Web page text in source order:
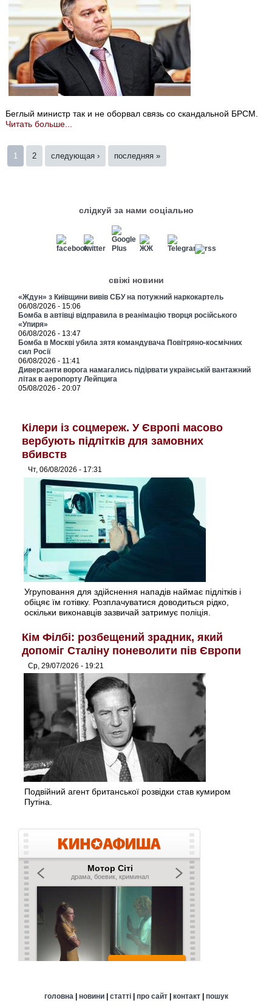
Беглый министр так и не оборвал связь со скандальной БРСМ.
Читать больше...
Страницы
1 2 следующая › последняя »
слідкуй за нами соціально
свіжі новини
«Ждун» з Київщини вивів СБУ на потужний наркокартель
06/08/2026 - 15:06
Бомба в автівці відправила в реанімацію творця російського
«Упиря»
06/08/2026 - 13:47
Бомба в Москві убила зятя командувача Повітряно-космічних
сил Росії
06/08/2026 - 11:41
Диверсанти ворога намагались підірвати українській вантажний
літак в аеропорту Лейпцига
05/08/2026 - 20:07
Кілери із соцмереж. У Європі масово
вербують підлітків для замовних
вбивств
Чт, 06/08/2026 - 17:31
Угруповання для здійснення нападів наймає підлітків і
обіцяє їм готівку. Розплачуватися доводиться рідко,
оскільки виконавців зазвичай затримує поліція.
Кім Філбі: розбещений зрадник, який
допоміг Сталіну поневолити пів Європи
Ср, 29/07/2026 - 19:21
Подвійний агент британської розвідки став кумиром
Путіна.
головна | новини| статті| про сайт| контакт| пошук